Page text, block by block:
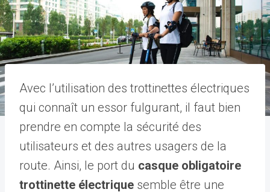
Avec l’utilisation des trottinettes électriques
qui connaît un essor fulgurant, il faut bien
prendre en compte la sécurité des
utilisateurs et des autres usagers de la
route. Ainsi, le port du casque obligatoire
trottinette électrique semble être une